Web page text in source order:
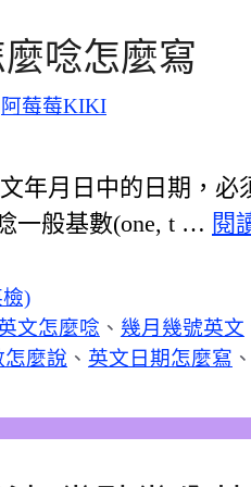
唸怎麼寫
阿莓莓KIKI
年月日中的日期，
一般基數(one, t … 閱
)
文怎麼唸 、 幾月幾號英文
麼說 、 英文日期怎麼寫 、